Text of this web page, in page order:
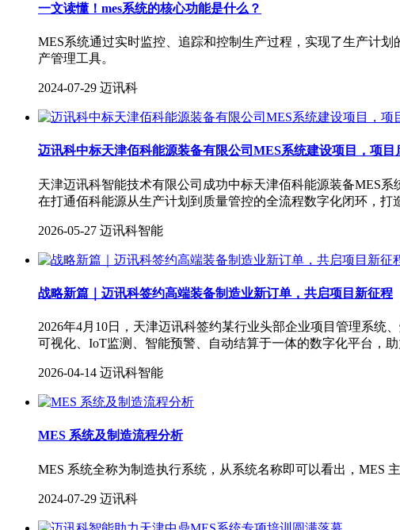
一文读懂！mes系统的核心功能是什么？
MES系统通过实时监控、追踪和控制生产过程，实现了生产计
产管理工具。
2024-07-29 迈讯科
迈讯科中标天津佰科能源装备有限公司MES系统建设项目，项目
天津迈讯科智能技术有限公司成功中标天津佰科能源装备MES
在打通佰科能源从生产计划到质量管控的全流程数字化闭环，打
2026-05-27 迈讯科智能
战略新篇｜迈讯科签约高端装备制造业新订单，共启项目新征程
2026年4月10日，天津迈讯科签约某行业头部企业项目管理系统
可视化、IoT监测、智能预警、自动结算于一体的数字化平台，
2026-04-14 迈讯科智能
MES 系统及制造流程分析
MES 系统全称为制造执行系统，从系统名称即可以看出，MES
2024-07-29 迈讯科